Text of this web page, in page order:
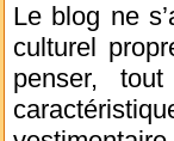
Le blog ne
culturel
penser,